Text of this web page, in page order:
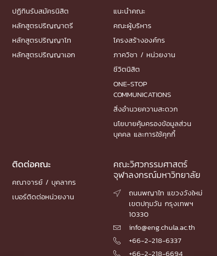
ปฏิทินรับสมัครนิสิต
หลักสูตรปริญญาตรี
หลักสูตรปริญญาโท
หลักสูตรปริญญาเอก
แนะนำคณะ
คณะผู้บริหาร
โครงสร้างองค์กร
ภาควิชา / หน่วยงาน
ชีวิตนิสิต
ONE-STOP
COMMUNICATIONS
สิ่งอำนวยความสะดวก
นโยบายคุ้มครองข้อมูลส่วน
บุคคล และการใช้คุกกี้
ติดต่อคณะ
คณาจารย์ / บุคลากร
เบอร์ติดต่อหน่วยงาน
คณะวิศวกรรมศาสตร์
จุฬาลงกรณ์มหาวิทยาลัย

ถนนพญาไท แขวงวังใหม่
เขตปทุมวัน กรุงเทพฯ
10330
 info@eng.chula.ac.th
 +66-2-218-6337
 +66-2-218-6694